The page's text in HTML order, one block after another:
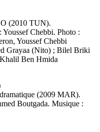
(2010 TUN).
Youssef Chebbi. Photo :
Youssef Chebbi
Grayaa (Nito) ; Bilel Briki
Ben Hmida
(2009 MAR).
Boutgada. Musique :